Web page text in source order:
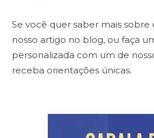
Se você quer saber mais sobre
nosso artigo no blog, ou faça
personalizada com um de
receba orientações únicas.